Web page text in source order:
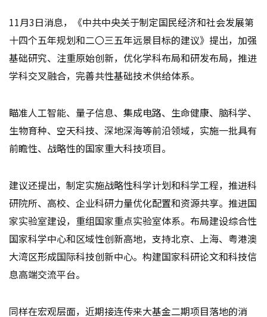
11月3日消息，《中共中央关于制定国民经济和社会发展第
十四个五年规划和二〇三五年远景目标的建议》提出，加强
基础研究、注重原始创新，优化学科布局和研发布局，推进
学科交叉融合，完善共性基础技术供给体系。
瞄准人工智能、量子信息、集成电路、生命健康、脑科学、
生物育种、空天科技、深地深海等前沿领域，实施一批具有
前瞻性、战略性的国家重大科技项目。
建议还提出，制定实施战略性科学计划和科学工程，推进科
研院所、高校、企业科研力量优化配置和资源共享。推进国
家实验室建设，重组国家重点实验室体系。布局建设综合性
国家科学中心和区域性创新高地，支持北京、上海、粤港澳
大湾区形成国际科技创新中心。构建国家科研论文和科技信
息高端交流平台。
同样在宏观层面，近期接连传来大基金二期项目落地的消